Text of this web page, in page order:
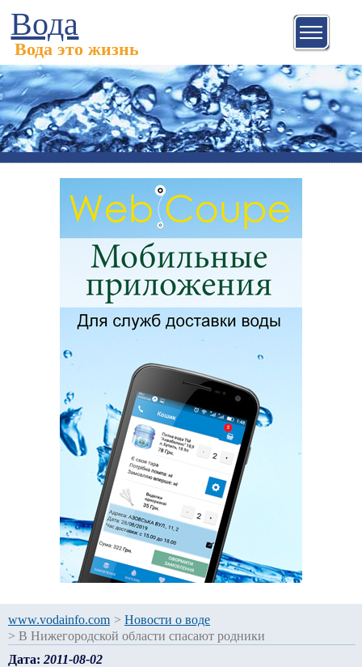
Вода
Вода это жизнь
www.vodainfo.com > Новости о воде
> В Нижегородской области спасают родники
Дата: 2011-08-02